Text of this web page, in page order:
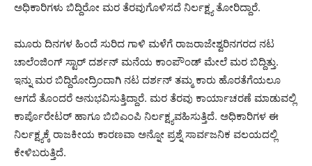
ಅಧಿಕಾರಿಗಳು ಬಿದ್ದಿರೋ ಮರ ತೆರವುಗೊಳಿಸದೆ ನಿರ್ಲಕ್ಷ್ಯ ತೋರಿದ್ದಾರೆ.
ಮೂರು ದಿನಗಳ ಹಿಂದೆ ಸುರಿದ ಗಾಳಿ ಮಳೆಗೆ ರಾಜರಾಜೇಶ್ವರಿನಗರದ ನಟ
ಚಾಲೆಂಜಿಂಗ್ ಸ್ಟಾರ್ ದರ್ಶನ್ ಮನೆಯ ಕಾಂಪೌಂಡ್ ಮೇಲೆ ಮರ ಬಿದ್ದಿತ್ತು.
ಇನ್ನು ಮರ ಬಿದ್ದಿರೋದ್ರಿಂದಾಗಿ ನಟ ದರ್ಶನ್ ತಮ್ಮ ಕಾರು ಹೊರತೆಗೆಯಲೂ
ಆಗದೆ ತೊಂದರೆ ಅನುಭವಿಸುತ್ತಿದ್ದಾರೆ. ಮರ ತೆರವು ಕಾರ್ಯಾಚರಣೆ ಮಾಡುವಲ್ಲಿ
ಕಾರ್ಪೊರೇಟರ್ ಹಾಗೂ ಬಿಬಿಎಂಪಿ ನಿರ್ಲಕ್ಷ್ಯವಹಿಸುತ್ತಿದೆ. ಅಧಿಕಾರಿಗಳ ಈ
ನಿರ್ಲಕ್ಷ್ಯಕ್ಕೆ ರಾಜಕೀಯ ಕಾರಣವಾ ಅನ್ನೋ ಪ್ರಶ್ನೆ ಸಾರ್ವಜನಿಕ ವಲಯದಲ್ಲಿ
ಕೇಳಿಬರುತ್ತಿದೆ.